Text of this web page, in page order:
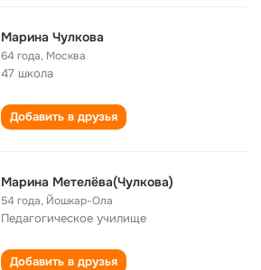
Марина Чулкова
64 года, Москва
47 школа
Добавить в друзья
Марина Метелёва(Чулкова)
54 года, Йошкар-Ола
Педагогическое училище
Добавить в друзья